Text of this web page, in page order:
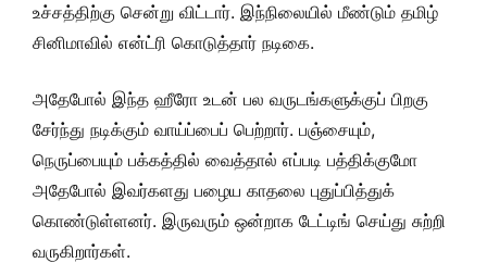
உச்சத்திற்கு சென்று விட்டார். இந்நிலையில் மீண்டும் தமிழ்
சினிமாவில் என்ட்ரி கொடுத்தார் நடிகை.
அதேபோல் இந்த ஹீரோ உடன் பல வருடங்களுக்குப் பிறகு
சேர்ந்து நடிக்கும் வாய்ப்பைப் பெற்றார். பஞ்சையும்,
நெருப்பையும் பக்கத்தில் வைத்தால் எப்படி பத்திக்குமோ
அதேபோல் இவர்களது பழைய காதலை புதுப்பித்துக்
கொண்டுள்ளனர். இருவரும் ஒன்றாக டேட்டிங் செய்து சுற்றி
வருகிறார்கள்.